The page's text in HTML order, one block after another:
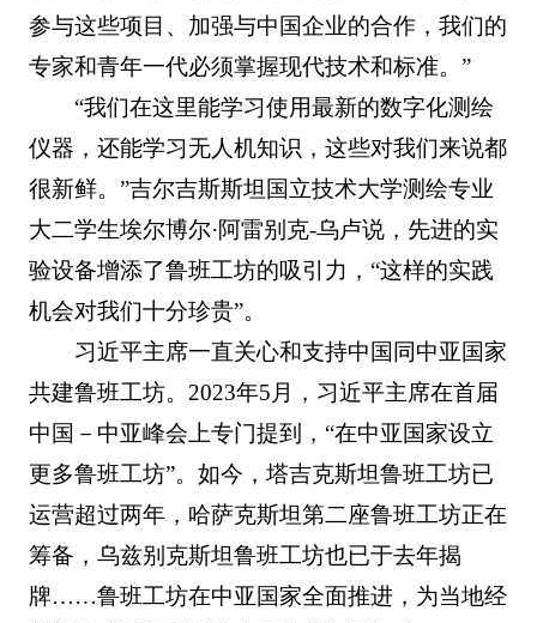
参与这些项目、加强与中国企业的合作，我们的
专家和青年一代必须掌握现代技术和标准。”
“我们在这里能学习使用最新的数字化测绘
仪器，还能学习无人机知识，这些对我们来说都
很新鲜。”吉尔吉斯斯坦国立技术大学测绘专业
大二学生埃尔博尔·阿雷别克-乌卢说，先进的实
验设备增添了鲁班工坊的吸引力，“这样的实践
机会对我们十分珍贵”。
习近平主席一直关心和支持中国同中亚国家
共建鲁班工坊。2023年5月，习近平主席在首届
中国－中亚峰会上专门提到，“在中亚国家设立
更多鲁班工坊”。如今，塔吉克斯坦鲁班工坊已
运营超过两年，哈萨克斯坦第二座鲁班工坊正在
筹备，乌兹别克斯坦鲁班工坊也已于去年揭
牌……鲁班工坊在中亚国家全面推进，为当地经